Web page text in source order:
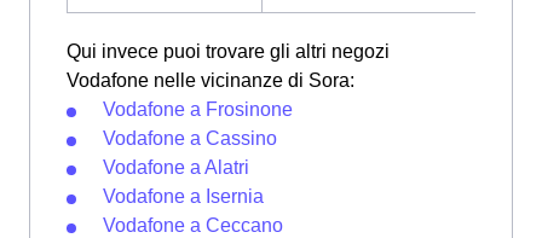
Qui invece puoi trovare gli altri negozi
Vodafone nelle vicinanze di Sora:
Vodafone a Frosinone
Vodafone a Cassino
Vodafone a Alatri
Vodafone a Isernia
Vodafone a Ceccano